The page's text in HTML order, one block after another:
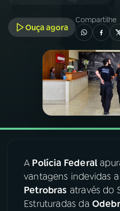
A RÁDIO
PROGRAMAÇÃO
PROGRAMAS
VIDEOCASTS
07ÚLTIMAS
Ouça agora
Compartilhe
A Polícia Federal
vantagens indevidas
Petrobras através do
Estruturadas da